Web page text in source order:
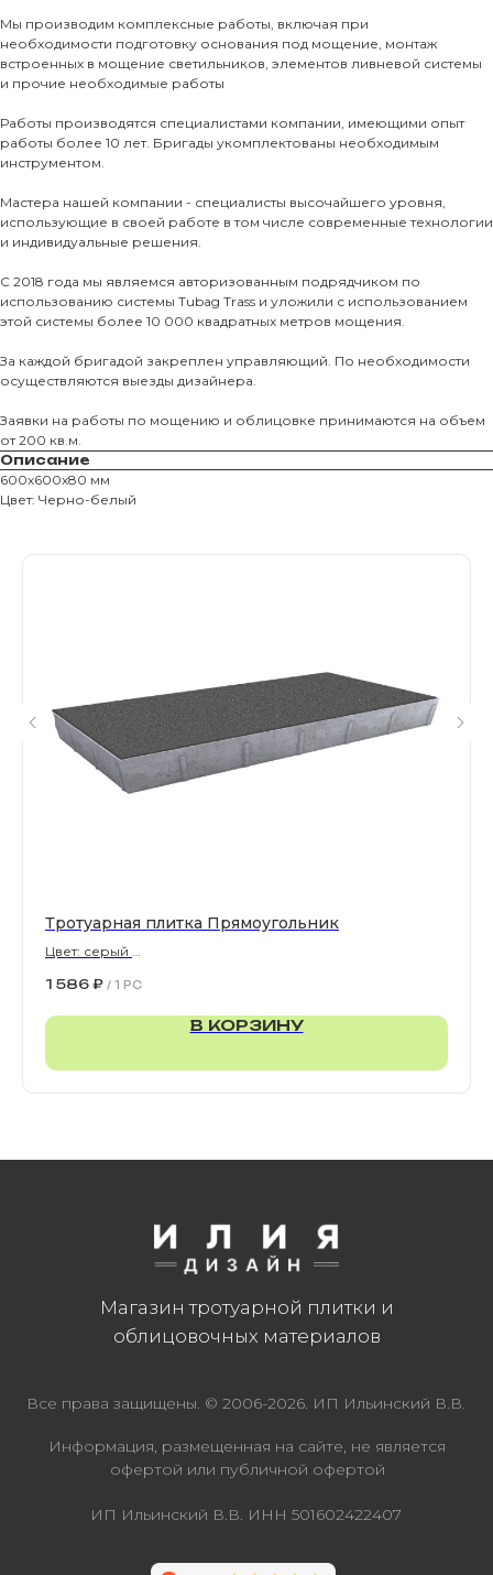
Мы производим комплексные работы, включая при
необходимости подготовку основания под мощение, монтаж
встроенных в мощение светильников, элементов ливневой системы
и прочие необходимые работы
Работы производятся специалистами компании, имеющими опыт
работы более 10 лет. Бригады укомплектованы необходимым
инструментом.
Мастера нашей компании - специалисты высочайшего уровня,
использующие в своей работе в том числе современные технологии
и индивидуальные решения.
С 2018 года мы являемся авторизованным подрядчиком по
использованию системы Tubag Trass и уложили с использованием
этой системы более 10 000 квадратных метров мощения.
За каждой бригадой закреплен управляющий. По необходимости
осуществляются выезды дизайнера.
Заявки на работы по мощению и облицовке принимаются на объем
от 200 кв.м.
Описание
600х600х80 мм
Цвет: Черно-белый
Тротуарная плитка Прямоугольник
Цвет: серый
1 586 ₽ / 1 PC
В КОРЗИНУ
ИП Ильинский В.В. ИНН 501602422407
ПОМОЩЬ
Политика конфиденциальности
О нас
Навесы,
Ступени и
Заборы